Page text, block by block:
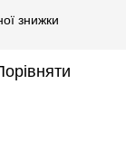
знижки